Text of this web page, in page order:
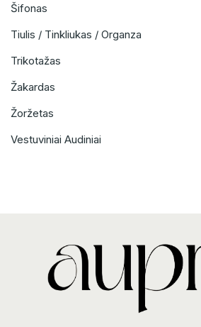
Šifonas
Tiulis / Tinkliukas / Organza
Trikotažas
Žakardas
Žoržetas
Vestuviniai Audiniai